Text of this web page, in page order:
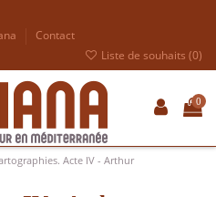
Contact
Liste de souhaits (0)
0
Acte IV - Arthur